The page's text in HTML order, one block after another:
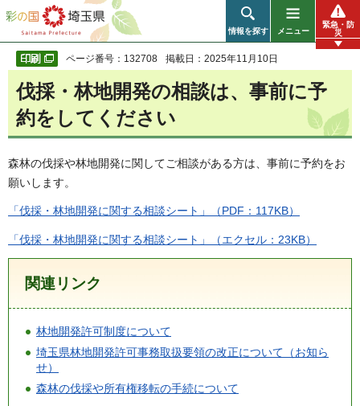
彩の国 埼玉県
情報を探す メニュー
緊急・防
災
ページ番号：132708 掲載日：2025年11月10日
伐採・林地開発の相談は、事前に予
約をしてください
森林の伐採や林地開発に関してご相談がある方は、事前に予約をお
願いします。
「伐採・林地開発に関する相談シート」（PDF：117KB）
「伐採・林地開発に関する相談シート」（エクセル：23KB）
関連リンク
林地開発許可制度について
埼玉県林地開発許可事務取扱要領の改正について（お知ら
せ）
森林の伐採や所有権移転の手続について